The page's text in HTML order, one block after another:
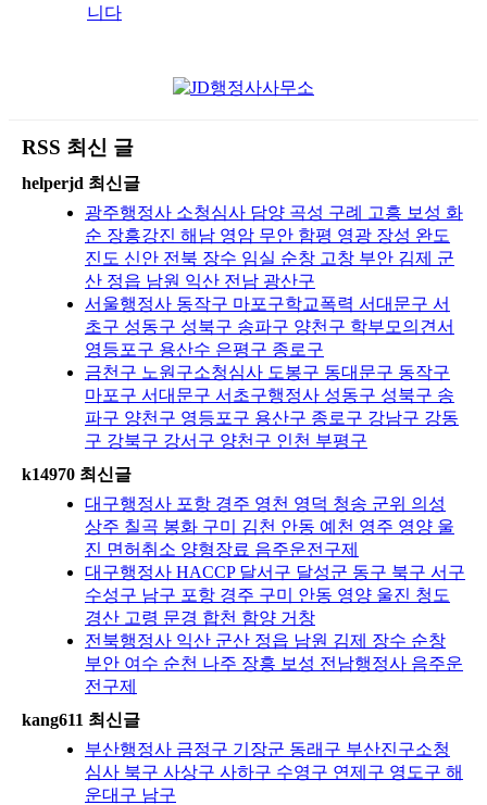
니다
RSS 최신 글
helperjd 최신글
광주행정사 소청심사 담양 곡성 구례 고흥 보성 화
순 장흥강진 해남 영암 무안 함평 영광 장성 완도
진도 신안 전북 장수 임실 순창 고창 부안 김제 군
산 정읍 남원 익산 전남 광산구
서울행정사 동작구 마포구학교폭력 서대문구 서
초구 성동구 성북구 송파구 양천구 학부모의견서
영등포구 용산수 은평구 종로구
금천구 노원구소청심사 도봉구 동대문구 동작구
마포구 서대문구 서초구행정사 성동구 성북구 송
파구 양천구 영등포구 용산구 종로구 강남구 강동
구 강북구 강서구 양천구 인천 부평구
k14970 최신글
대구행정사 포항 경주 영천 영덕 청송 군위 의성
상주 칠곡 봉화 구미 김천 안동 예천 영주 영양 울
진 면허취소 양형장료 음주운전구제
대구행정사 HACCP 달서구 달성군 동구 북구 서구
수성구 남구 포항 경주 구미 안동 영양 울진 청도
경산 고령 문경 합천 함양 거창
전북행정사 익산 군산 정읍 남원 김제 장수 순창
부안 여수 순천 나주 장흥 보성 전남행정사 음주운
전구제
kang611 최신글
부산행정사 금정구 기장군 동래구 부산진구소청
심사 북구 사상구 사하구 수영구 연제구 영도구 해
운대구 남구